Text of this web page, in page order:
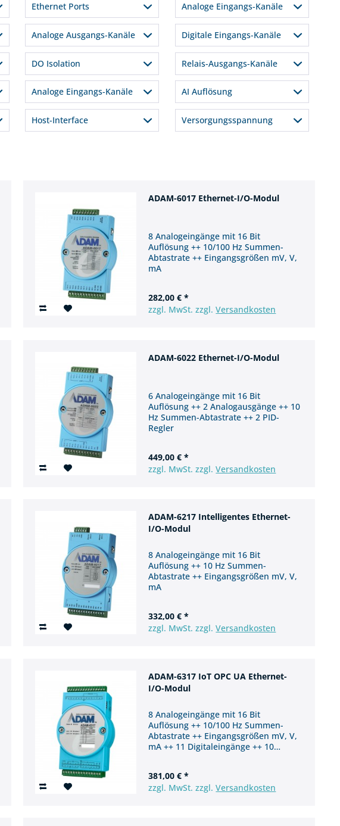
Ethernet Ports
1
2
Analoge Eingangs-Kanäle
7
8
6
Analoge Ausgangs-Kanäle
4
2
Digitale Eingangs-Kanäle
8
4
14
18
12
5
DO Isolation
3000 Vrms
3.000 Vrms
Relais-Ausgangs-Kanäle
4
6
Analoge Eingangs-Kanäle
4
AI Auflösung
12 Bit
Host-Interface Versorgungsspannung
ADAM-6017 Ethernet-I/O-Modul
8 Analogeingänge mit 16 Bit
Auflösung ++ 10/100 Hz Summen-
Abtastrate ++ Eingangsgrößen mV, V,
mA
282,00 € *
zzgl. MwSt. zzgl.Versandkosten
ADAM-6022 Ethernet-I/O-Modul
6 Analogeingänge mit 16 Bit
Auflösung ++ 2 Analogausgänge ++ 10
Hz Summen-Abtastrate ++ 2 PID-
Regler
449,00 € *
zzgl. MwSt. zzgl.Versandkosten
ADAM-6217 Intelligentes Ethernet-
I/O-Modul
8 Analogeingänge mit 16 Bit
Auflösung ++ 10 Hz Summen-
Abtastrate ++ Eingangsgrößen mV, V,
mA
332,00 € *
zzgl. MwSt. zzgl.Versandkosten
ADAM-6317 IoT OPC UA Ethernet-
I/O-Modul
8 Analogeingänge mit 16 Bit
Auflösung ++ 10/100 Hz Summen-
Abtastrate ++ Eingangsgrößen mV, V,
mA ++ 11 Digitaleingänge ++ 10
381,00 € *
zzgl. MwSt. zzgl.Versandkosten